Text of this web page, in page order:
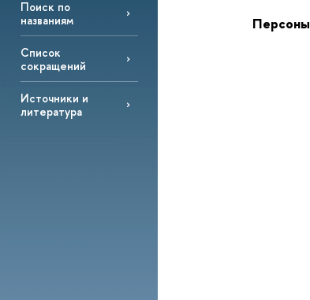
Поиск по
названиям
Список
сокращений
Источники и
литература
Персоны